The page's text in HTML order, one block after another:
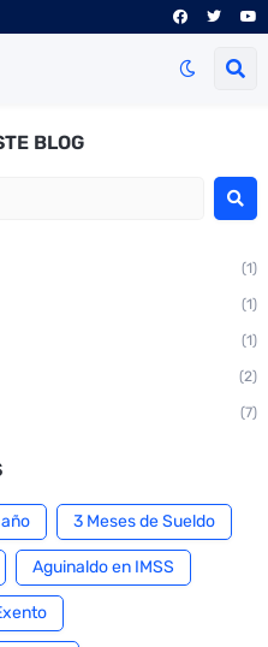
BLOG
(1)
(1)
(1)
(2)
(7)
3 Meses de Sueldo
Aguinaldo en IMSS